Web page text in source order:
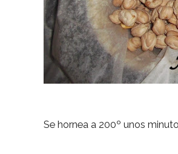
Se hornea a 200º unos